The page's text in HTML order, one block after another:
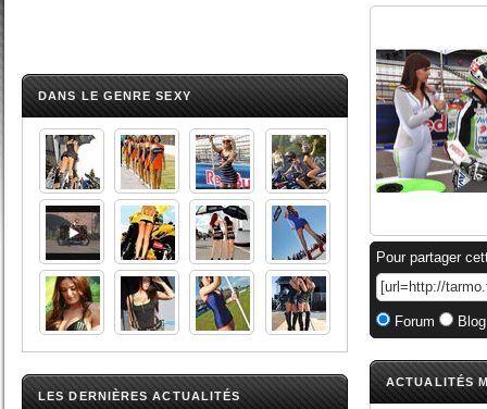
DANS LE GENRE SEXY
LES DERNIÈRES ACTUALITÉS
Pour partager
Forum
ACTUALITÉS